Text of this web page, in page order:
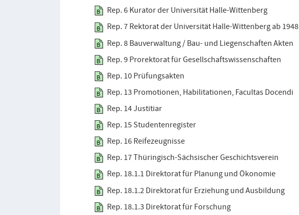
Rep. 6 Kurator der Universität Halle-Wittenberg
Rep. 7 Rektorat der Universität Halle-Wittenberg ab 1948
Rep. 8 Bauverwaltung / Bau- und Liegenschaften Akten
Rep. 9 Prorektorat für Gesellschaftswissenschaften
Rep. 10 Prüfungsakten
Rep. 13 Promotionen, Habilitationen, Facultas Docendi
Rep. 14 Justitiar
Rep. 15 Studentenregister
Rep. 16 Reifezeugnisse
Rep. 17 Thüringisch-Sächsischer Geschichtsverein
Rep. 18.1.1 Direktorat für Planung und Ökonomie
Rep. 18.1.2 Direktorat für Erziehung und Ausbildung
Rep. 18.1.3 Direktorat für Forschung